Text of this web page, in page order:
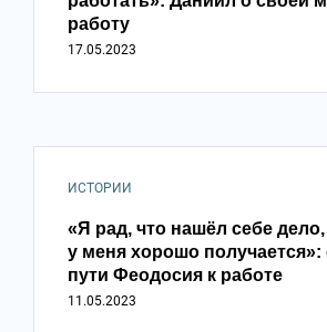
работу
17.05.2023
ИСТОРИИ
«Я рад, что нашёл себе
у меня хорошо получается»:
пути Феодосия к работе
11.05.2023